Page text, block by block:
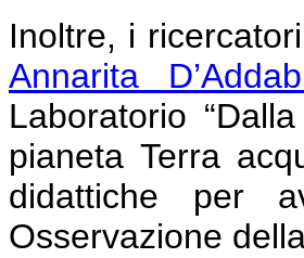
Inoltre, i
Annarita
Laboratorio
pianeta Terra
didattiche per
Osservazione